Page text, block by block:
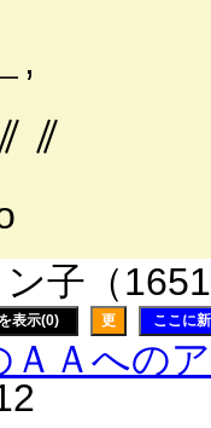
,
子（
表示(0) 更 ここに
ＡＡへの